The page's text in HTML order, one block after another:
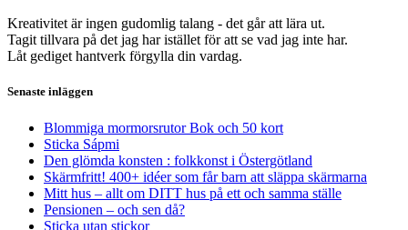
Kreativitet är ingen gudomlig talang - det går att lära ut.
Tagit tillvara på det jag har istället för att se vad jag inte har.
Låt gediget hantverk förgylla din vardag.
Senaste inläggen
Blommiga mormorsrutor Bok och 50 kort
Sticka Sápmi
Den glömda konsten : folkkonst i Östergötland
Skärmfritt! 400+ idéer som får barn att släppa skärmarna
Mitt hus – allt om DITT hus på ett och samma ställe
Pensionen – och sen då?
Sticka utan stickor